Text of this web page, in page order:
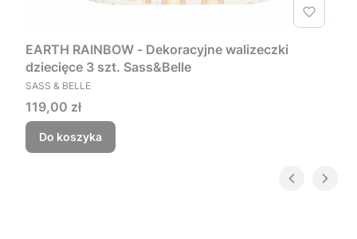
EARTH RAINBOW - Dekoracyjne walizeczki
dziecięce 3 szt. Sass&Belle
PRODUCENT
SASS & BELLE
Cena
119,00 zł
Do koszyka